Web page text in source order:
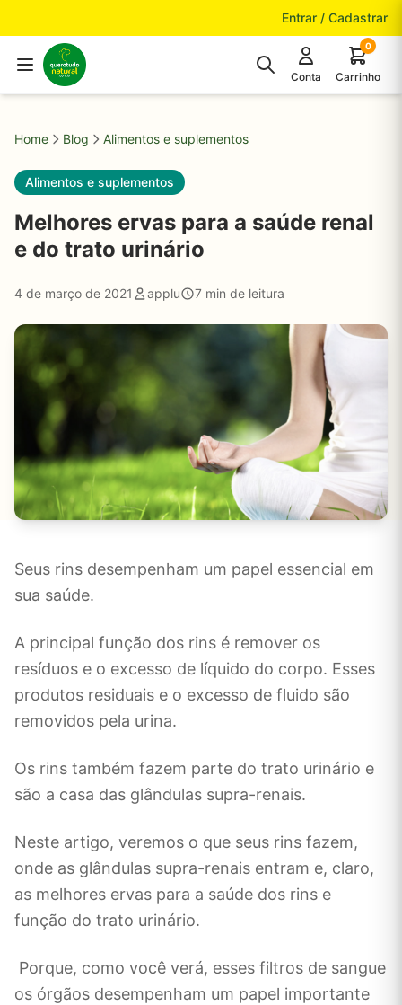
Entrar / Cadastrar
Conta
0
Carrinho
Home Blog Alimentos e suplementos
Alimentos e suplementos
Melhores ervas para a saúde renal
e do trato urinário
4 de março de 2021 applu 7 min de leitura
Seus rins desempenham um papel essencial em
sua saúde.
A principal função dos rins é remover os
resíduos e o excesso de líquido do corpo. Esses
produtos residuais e o excesso de fluido são
removidos pela urina.
Os rins também fazem parte do trato urinário e
são a casa das glândulas supra-renais.
Neste artigo, veremos o que seus rins fazem,
onde as glândulas supra-renais entram e, claro,
as melhores ervas para a saúde dos rins e
função do trato urinário.
Porque, como você verá, esses filtros de sangue
os órgãos desempenham um papel importante